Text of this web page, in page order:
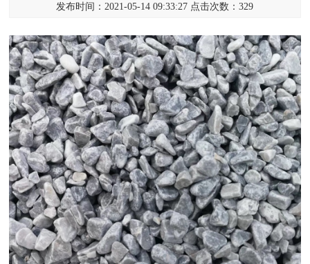
发布时间：2021-05-14 09:33:27 点击次数：329